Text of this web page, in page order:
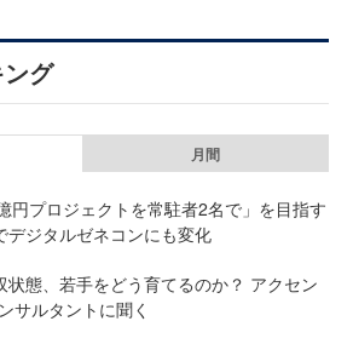
グ
月間
円プロジェクトを常駐者2名で」を目指す
デジタルゼネコンにも変化
状態、若手をどう育てるのか？ アクセン
サルタントに聞く